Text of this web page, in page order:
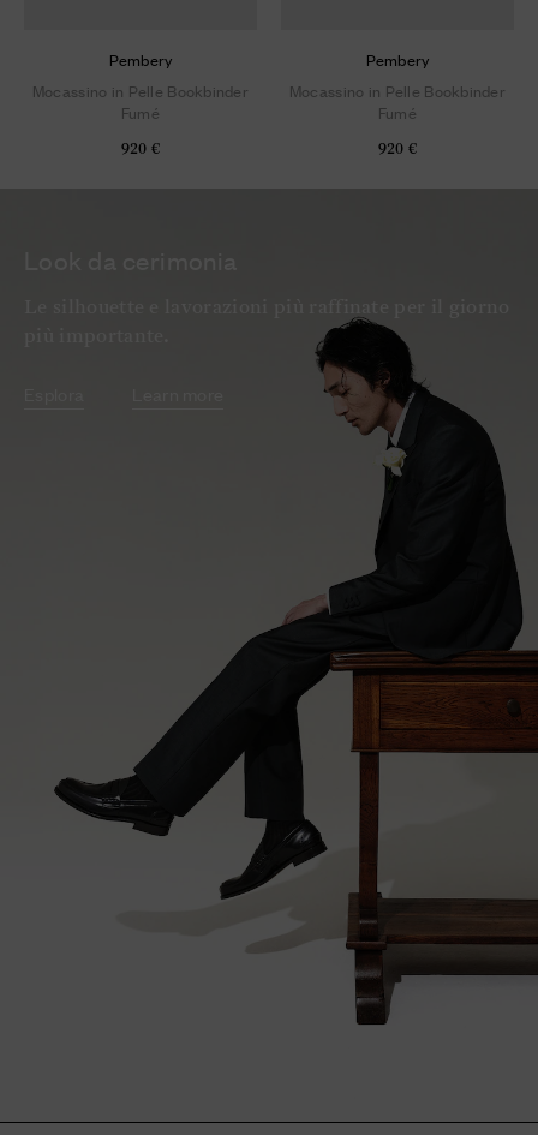
Pembery
Mocassino in Pelle Bookbinder
Fumé
920 €
Pembery
Mocassino in Pelle Bookbinder
Fumé
920 €